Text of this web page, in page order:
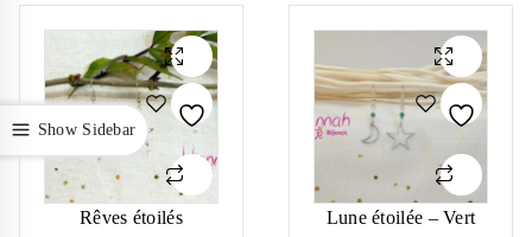
Show Sidebar
Rêves étoilés
Lune étoilée – Vert